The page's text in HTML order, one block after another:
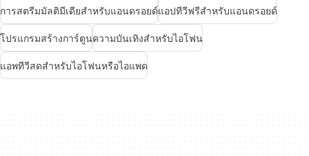
การสตรีมมัลติมีเดียสำหรับแอนดรอยด์แอปทีวีฟรีสำหรับแอนดรอยด์
โปรแกรมสร้างการ์ตูนความบันเทิงสำหรับไอโฟน
แอพทีวีสดสำหรับไอโฟนหรือไอแพด